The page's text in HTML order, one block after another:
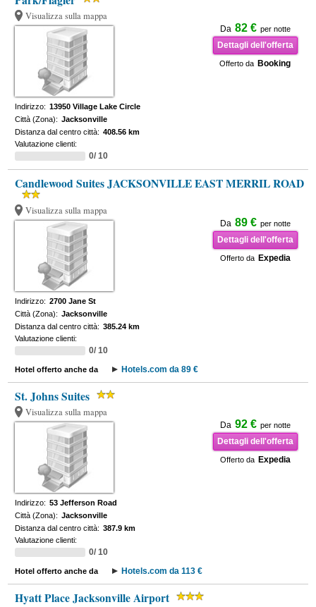
Visualizza sulla mappa
Da 82 € per notte
Dettagli dell'offerta
Offerto da Booking
Indirizzo: 13950 Village Lake Circle
Città (Zona): Jacksonville
Distanza dal centro città: 408.56 km
Valutazione clienti:
0/ 10
Candlewood Suites JACKSONVILLE EAST MERRIL ROAD
Visualizza sulla mappa
Da 89 € per notte
Dettagli dell'offerta
Offerto da Expedia
Indirizzo: 2700 Jane St
Città (Zona): Jacksonville
Distanza dal centro città: 385.24 km
Valutazione clienti:
0/ 10
Hotel offerto anche da Hotels.com da 89 €
St. Johns Suites
Visualizza sulla mappa
Da 92 € per notte
Dettagli dell'offerta
Offerto da Expedia
Indirizzo: 53 Jefferson Road
Città (Zona): Jacksonville
Distanza dal centro città: 387.9 km
Valutazione clienti:
0/ 10
Hotel offerto anche da Hotels.com da 113 €
Hyatt Place Jacksonville Airport